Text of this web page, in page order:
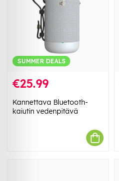
SUMMER DEALS
€25.99
Kannettava Bluetooth-
kaiutin vedenpitävä